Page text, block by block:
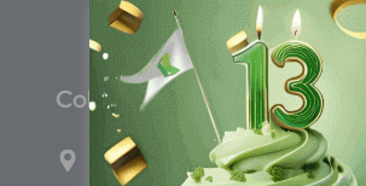
Colombia
Carrera 71G #117-67 INT 3 OFI 701